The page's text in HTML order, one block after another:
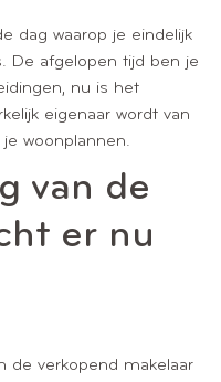
dag waarop je eindelijk
De afgelopen tijd ben je
nu is het
eigenaar wordt van
woonplannen.
van de
er nu
de verkopend makelaar